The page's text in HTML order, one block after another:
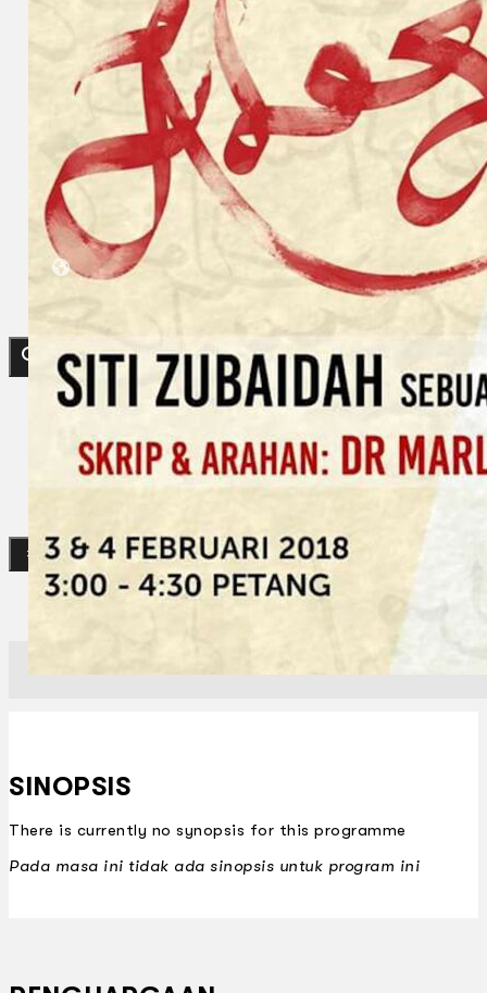
Koleksi Kami
Teater
Tarian
Artikel
Penapisan
Sejarah Lisan
Mengenai Kami
Hubungi Kami
BM
Cari laman web
×
SINOPSIS
There is currently no synopsis for this programme
Pada masa ini tidak ada sinopsis untuk program ini